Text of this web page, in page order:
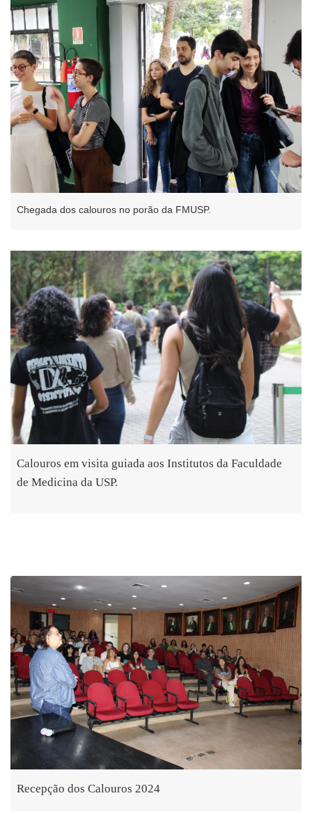
Chegada dos calouros no porão da FMUSP.
Calouros em visita guiada aos Institutos da Faculdade
de Medicina da USP.
Recepção dos Calouros 2024